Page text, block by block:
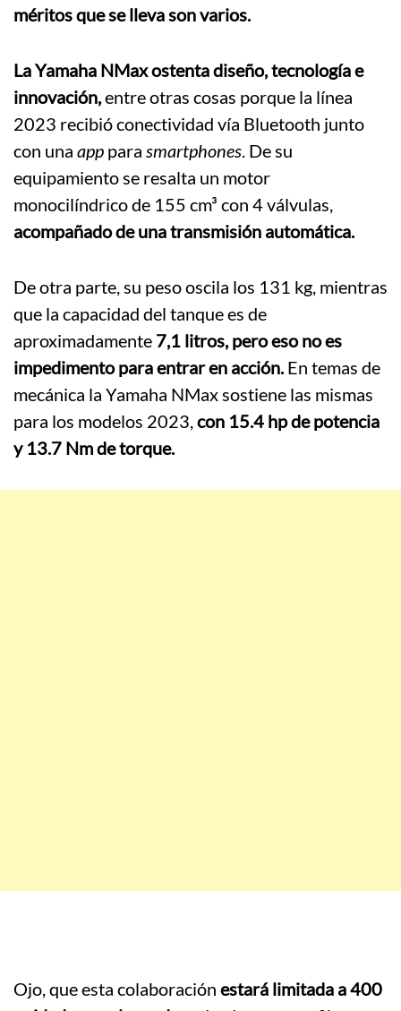
méritos que se lleva son varios.
La Yamaha NMax ostenta diseño, tecnología e
innovación,entre otras cosas porque la línea
2023 recibió conectividad vía Bluetooth junto
con una app para smartphones. De su
equipamiento se resalta un motor
monocilíndrico de 155 cm³ con 4 válvulas,
acompañado de una transmisión automática.
De otra parte, su peso oscila los 131 kg, mientras
que la capacidad del tanque es de
aproximadamente 7,1 litros, pero eso no es
impedimento para entrar en acción.En temas de
mecánica la Yamaha NMax sostiene las mismas
para los modelos 2023,con 15.4 hp de potencia
y 13.7 Nm de torque.
Ojo, que esta colaboración estará limitada a 400